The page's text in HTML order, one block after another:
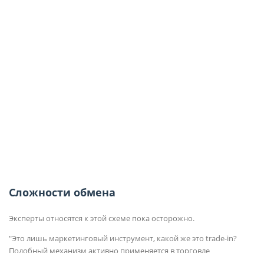
Сложности обмена
Эксперты относятся к этой схеме пока осторожно.
"Это лишь маркетинговый инструмент, какой же это trade-in?
Подобный механизм активно применяется в торговле